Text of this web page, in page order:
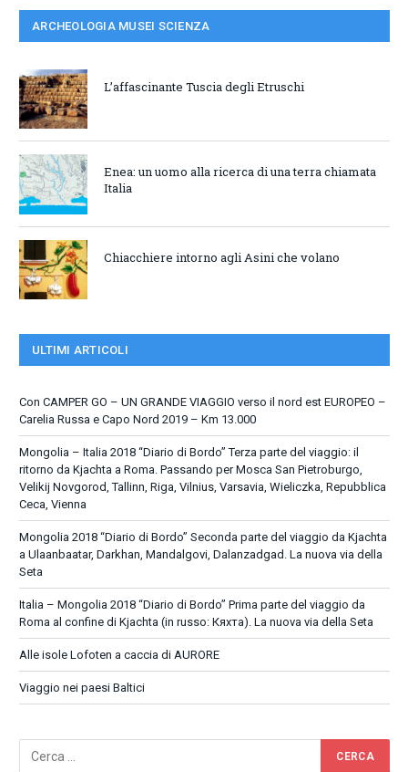
ARCHEOLOGIA MUSEI SCIENZA
L’affascinante Tuscia degli Etruschi
Enea: un uomo alla ricerca di una terra chiamata
Italia
Chiacchiere intorno agli Asini che volano
ULTIMI ARTICOLI
Con CAMPER GO – UN GRANDE VIAGGIO verso il nord est EUROPEO –
Carelia Russa e Capo Nord 2019 – Km 13.000
Mongolia – Italia 2018 “Diario di Bordo” Terza parte del viaggio: il
ritorno da Kjachta a Roma. Passando per Mosca San Pietroburgo,
Velikij Novgorod, Tallinn, Riga, Vilnius, Varsavia, Wieliczka, Repubblica
Ceca, Vienna
Mongolia 2018 “Diario di Bordo” Seconda parte del viaggio da Kjachta
a Ulaanbaatar, Darkhan, Mandalgovi, Dalanzadgad. La nuova via della
Seta
Italia – Mongolia 2018 “Diario di Bordo” Prima parte del viaggio da
Roma al confine di Kjachta (in russo: Кяхта). La nuova via della Seta
Alle isole Lofoten a caccia di AURORE
Viaggio nei paesi Baltici